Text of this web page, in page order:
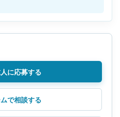
に応募する
で相談する